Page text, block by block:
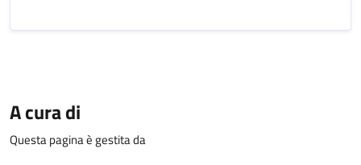
A cura di
Questa pagina è gestita da